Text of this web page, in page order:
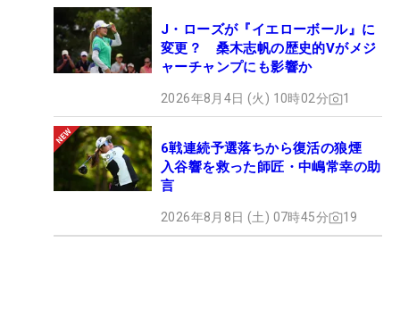
J・ローズが『イエローボール』に
変更？ 桑木志帆の歴史的Vがメジ
ャーチャンプにも影響か
2026年8月4日 (火) 10時02分 1
6戦連続予選落ちから復活の狼煙
入谷響を救った師匠・中嶋常幸の助
言
2026年8月8日 (土) 07時45分 19